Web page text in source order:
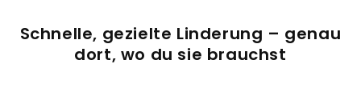
Schnelle, gezielte Linderung – genau
dort, wo du sie brauchst